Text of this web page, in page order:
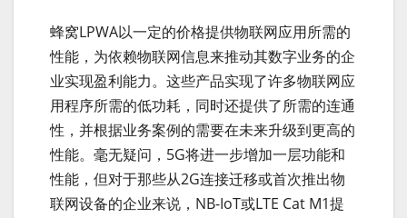
蜂窝LPWA以一定的价格提供物联网应用所需的
性能，为依赖物联网信息来推动其数字业务的企
业实现盈利能力。这些产品实现了许多物联网应
用程序所需的低功耗，同时还提供了所需的连通
性，并根据业务案例的需要在未来升级到更高的
性能。毫无疑问，5G将进一步增加一层功能和
性能，但对于那些从2G连接迁移或首次推出物
联网设备的企业来说，NB-IoT或LTE Cat M1提